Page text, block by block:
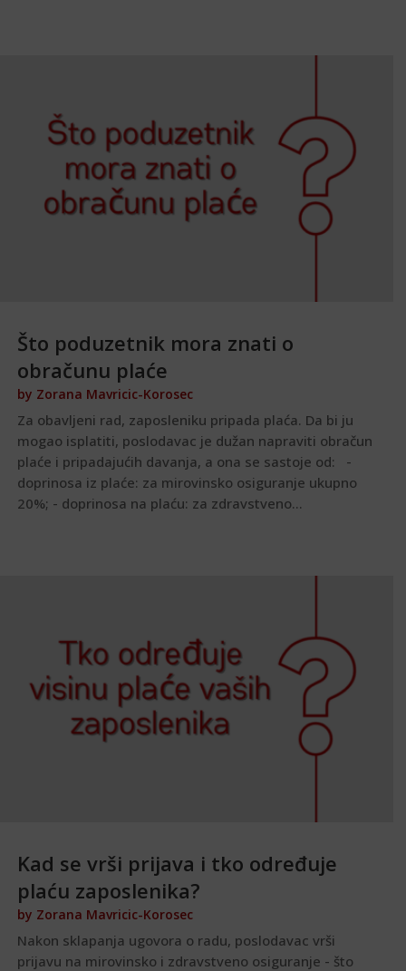
Što poduzetnik mora znati o
obračunu plaće
by Zorana Mavricic-Korosec
Za obavljeni rad, zaposleniku pripada plaća. Da bi ju
mogao isplatiti, poslodavac je dužan napraviti obračun
plaće i pripadajućih davanja, a ona se sastoje od: -
doprinosa iz plaće: za mirovinsko osiguranje ukupno
20%; - doprinosa na plaću: za zdravstveno...
Kad se vrši prijava i tko određuje
plaću zaposlenika?
by Zorana Mavricic-Korosec
Nakon sklapanja ugovora o radu, poslodavac vrši
prijavu na mirovinsko i zdravstveno osiguranje - što